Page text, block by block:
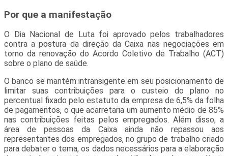
Por que a manifestação
O Dia Nacional de Luta foi aprovado pelos trabalhadores
contra a postura da direção da Caixa nas negociações em
torno da renovação do Acordo Coletivo de Trabalho (ACT)
sobre o plano de saúde.
O banco se mantém intransigente em seu posicionamento de
limitar suas contribuições para o custeio do plano no
percentual fixado pelo estatuto da empresa de 6,5% da folha
de pagamentos, o que acarretaria um aumento médio de 85%
nas contribuições feitas pelos empregados. Além disso, a
área de pessoas da Caixa ainda não repassou aos
representantes dos empregados, no grupo de trabalho criado
para debater o tema, os dados necessários para a elaboração